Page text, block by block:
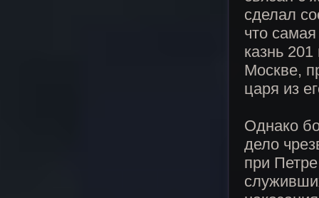
сделал
что
казнь
Москве,
царя из
Однако
дело
при